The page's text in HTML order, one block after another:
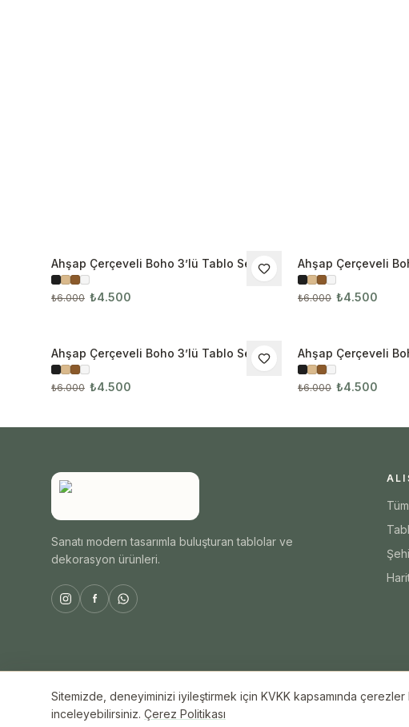
İNDIRIM
Ahşap Çerçeveli Boho 3’lü Tablo Seti
3096
₺6.000 ₺4.500
İNDIRIM
Ahşap Çerçeveli
3097
₺6.000 ₺4.500
İNDIRIM
Ahşap Çerçeveli Boho 3’lü Tablo Seti
3114
₺6.000 ₺4.500
İNDIRIM
Ahşap Çerçeveli
3122
₺6.000 ₺4.500
Sanatı modern tasarımla buluşturan tablolar ve
dekorasyon ürünleri.
© 2026 ByAli Home. Tüm hakları saklıdır.
Sitemizde, deneyiminizi iyileştirmek için KVKK kapsamında çerezler
inceleyebilirsiniz. Çerez Politikası